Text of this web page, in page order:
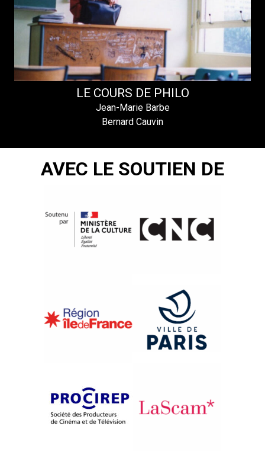
LE COURS DE PHILO
Jean-Marie Barbe
Bernard Cauvin
AVEC LE SOUTIEN DE